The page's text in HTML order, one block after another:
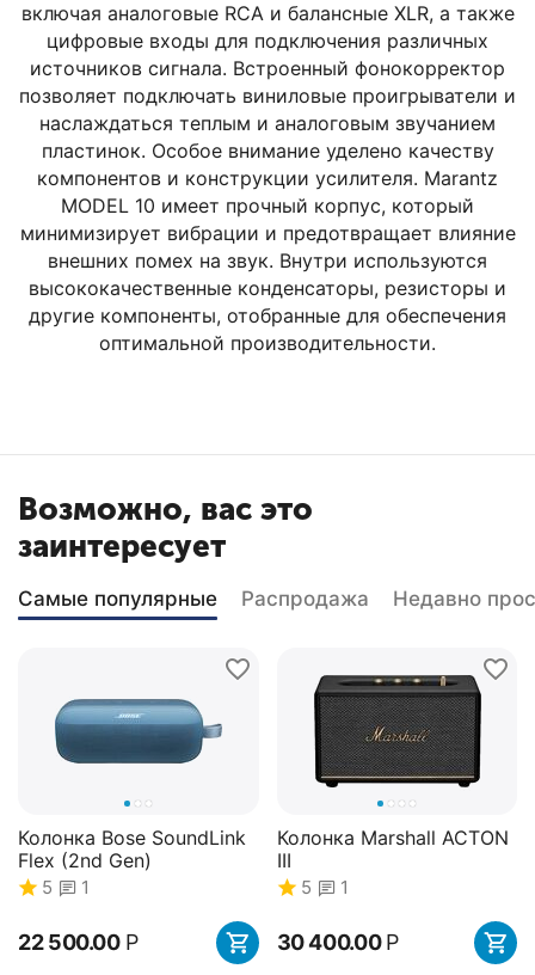
включая аналоговые RCA и балансные XLR, а также
цифровые входы для подключения различных
источников сигнала. Встроенный фонокорректор
позволяет подключать виниловые проигрыватели и
наслаждаться теплым и аналоговым звучанием
пластинок. Особое внимание уделено качеству
компонентов и конструкции усилителя. Marantz
MODEL 10 имеет прочный корпус, который
минимизирует вибрации и предотвращает влияние
внешних помех на звук. Внутри используются
высококачественные конденсаторы, резисторы и
другие компоненты, отобранные для обеспечения
оптимальной производительности.
Возможно, вас это
заинтересует
Самые популярные Распродажа Недавно
Колонка Bose SoundLink
Flex (2nd Gen)
5 1
22 500.00 Р
Колонка Marshall ACTON
III
5 1
30 400.00 Р